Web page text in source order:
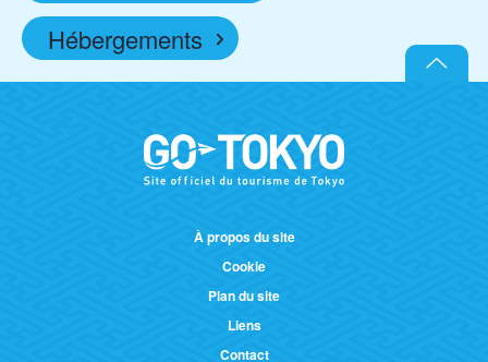
Hébergements
À propos du site
Cookie
Plan du site
Liens
Contact